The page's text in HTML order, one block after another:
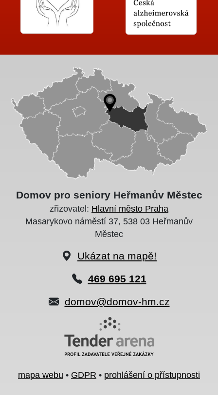
Domov pro seniory Heřmanův Městec
zřizovatel: Hlavní město Praha
Masarykovo náměstí 37, 538 03 Heřmanův
Městec
Ukázat na mapě!
469 695 121
domov@domov-hm.cz
mapa webu • GDPR • prohlášení o přístupnosti